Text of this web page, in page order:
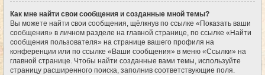
Как мне найти свои сообщения и созданные мной темы?
Вы можете найти свои сообщения, щёлкнув по ссылке «Показать ваши
сообщения» в личном разделе на главной странице, по ссылке «Найти
сообщения пользователя» на странице вашего профиля на
конференции или по ссылке «Ваши сообщения» в меню «Ссылки» на
главной странице. Чтобы найти созданные вами темы, используйте
страницу расширенного поиска, заполнив соответствующие поля.